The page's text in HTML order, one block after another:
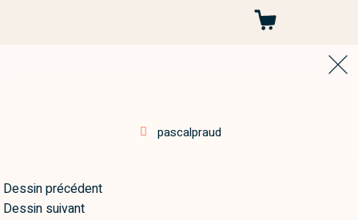
pascalpraud
Dessin précédent
Dessin suivant